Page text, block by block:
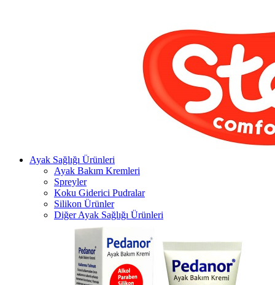
Ayak Sağlığı Ürünleri
Ayak Bakım Kremleri
Spreyler
Koku Giderici Pudralar
Silikon Ürünler
Diğer Ayak Sağlığı Ürünleri